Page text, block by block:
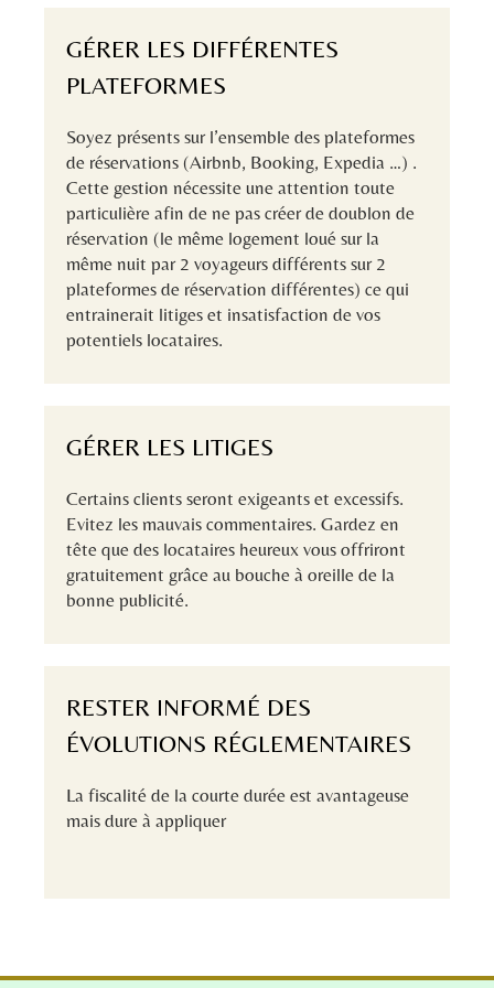
GÉRER LES DIFFÉRENTES
PLATEFORMES
Soyez présents sur l’ensemble des plateformes
de réservations (Airbnb, Booking, Expedia …) .
Cette gestion nécessite une attention toute
particulière afin de ne pas créer de doublon de
réservation (le même logement loué sur la
même nuit par 2 voyageurs différents sur 2
plateformes de réservation différentes) ce qui
entrainerait litiges et insatisfaction de vos
potentiels locataires.
GÉRER LES LITIGES
Certains clients seront exigeants et excessifs.
Evitez les mauvais commentaires. Gardez en
tête que des locataires heureux vous offriront
gratuitement grâce au bouche à oreille de la
bonne publicité.
RESTER INFORMÉ DES
ÉVOLUTIONS RÉGLEMENTAIRES
La fiscalité de la courte durée est avantageuse
mais dure à appliquer